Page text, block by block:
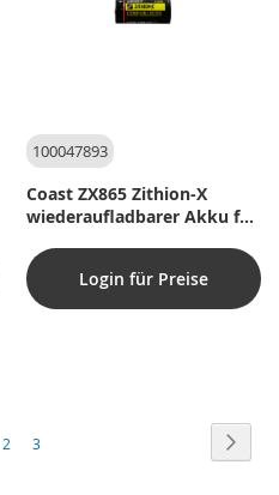
100047893
Coast ZX865 Zithion-X
wiederaufladbarer Akku für
Login für Preise
Seite
2 Seite
3